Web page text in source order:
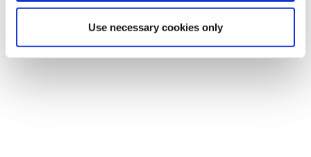
Use necessary cookies only
Olimpic